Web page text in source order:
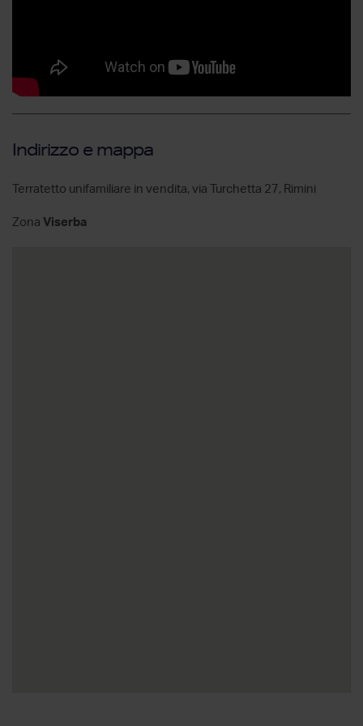
Indirizzo e mappa
Terratetto unifamiliare in vendita, via Turchetta 27, Rimini
Zona Viserba